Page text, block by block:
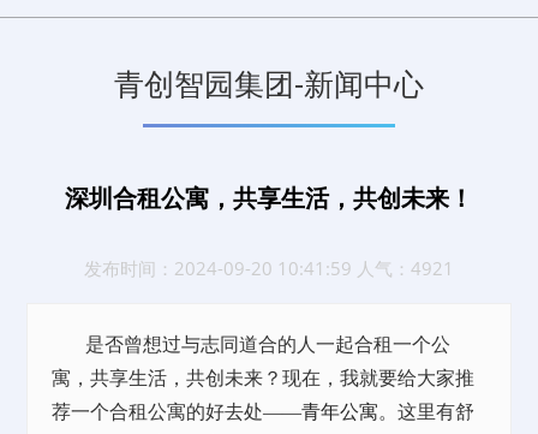
青创智园集团-新闻中心
深圳合租公寓，共享生活，共创未来！
发布时间：2024-09-20 10:41:59 人气：4921
是否曾想过与志同道合的人一起合租一个公
寓，共享生活，共创未来？现在，我就要给大家推
荐一个合租公寓的好去处——青年公寓。这里有舒